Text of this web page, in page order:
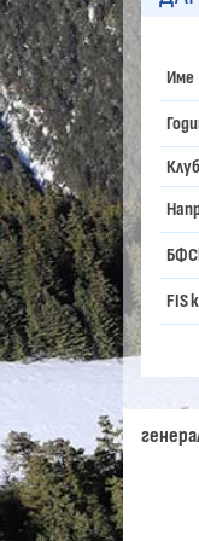
Име
Клуб
FIS